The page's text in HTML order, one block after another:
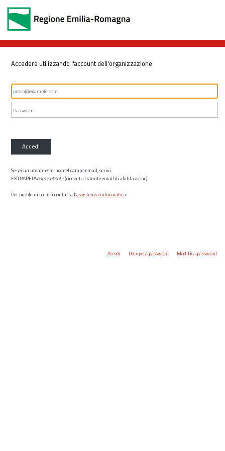
Accedere utilizzando l'account dell'organizzazione
Accedi
Se sei un utente esterno, nel campo email, scrivi
EXTRARER\nome utente(ricevuto tramite email di abilitazione)
Per problemi tecnici contatta l’assistenza informatica.
Accedi Recupera password Modifica password